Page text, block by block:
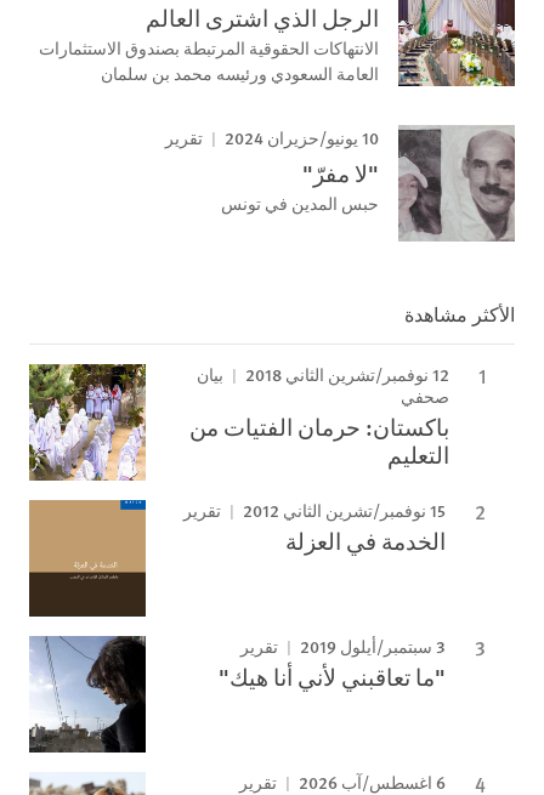
الرجل الذي اشترى العالم
الانتهاكات الحقوقية المرتبطة بصندوق الاستثمارات
العامة السعودي ورئيسه محمد بن سلمان
10 يونيو/حزيران 2024 تقرير
"لا مفرّ"
حبس المدين في تونس
الأكثر مشاهدة
12 نوفمبر/تشرين الثاني 2018
بيان
صحفي
باكستان: حرمان الفتيات من
التعليم
15 نوفمبر/تشرين الثاني 2012 تقرير
الخدمة في العزلة
3 سبتمبر/أيلول 2019 تقرير
"ما تعاقبني لأني أنا هيك"
6 اغسطس/آب 2026 تقرير